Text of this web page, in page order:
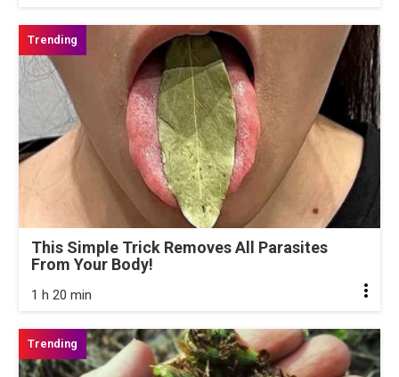
This Simple Trick Removes All Parasites
From Your Body!
1 h 20 min